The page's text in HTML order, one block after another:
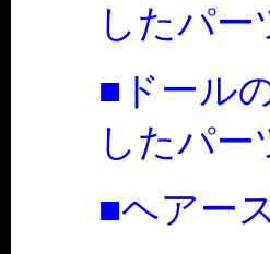
したパ
■ドール
したパ
■ヘアー